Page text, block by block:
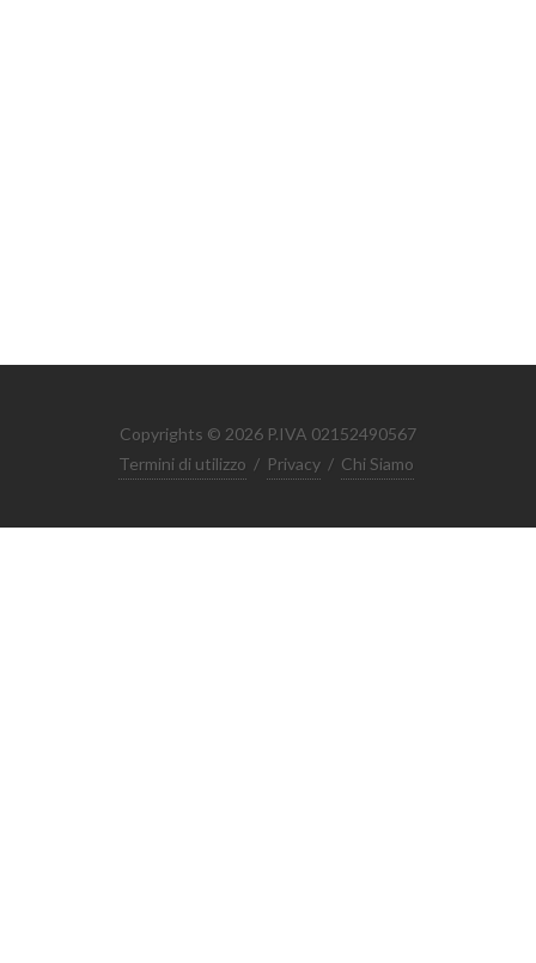
Copyrights © 2026 P.IVA 02152490567
Termini di utilizzo / Privacy / Chi Siamo